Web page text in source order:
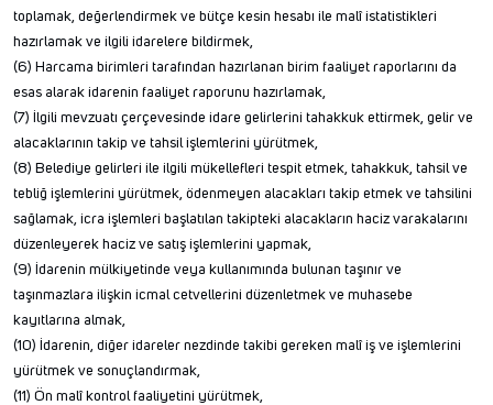
toplamak, değerlendirmek ve bütçe kesin hesabı ile malî istatistikleri
hazırlamak ve ilgili idarelere bildirmek,
(6) Harcama birimleri tarafından hazırlanan birim faaliyet raporlarını da
esas alarak idarenin faaliyet raporunu hazırlamak,
(7) İlgili mevzuatı çerçevesinde idare gelirlerini tahakkuk ettirmek, gelir ve
alacaklarının takip ve tahsil işlemlerini yürütmek,
(8) Belediye gelirleri ile ilgili mükellefleri tespit etmek, tahakkuk, tahsil ve
tebliğ işlemlerini yürütmek, ödenmeyen alacakları takip etmek ve tahsilini
sağlamak, icra işlemleri başlatılan takipteki alacakların haciz varakalarını
düzenleyerek haciz ve satış işlemlerini yapmak,
(9) İdarenin mülkiyetinde veya kullanımında bulunan taşınır ve
taşınmazlara ilişkin icmal cetvellerini düzenletmek ve muhasebe
kayıtlarına almak,
(10) İdarenin, diğer idareler nezdinde takibi gereken malî iş ve işlemlerini
yürütmek ve sonuçlandırmak,
(11) Ön malî kontrol faaliyetini yürütmek,